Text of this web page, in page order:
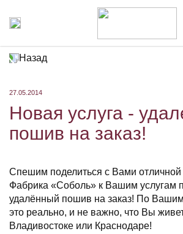
Назад
27.05.2014
Новая услуга -
пошив на заказ!
Спешим поделиться с Вами отличной
Фабрика «Соболь» к Вашим услугам
удалённый пошив на заказ! По
это реально, и не важно, что Вы
Владивостоке или Краснодаре!